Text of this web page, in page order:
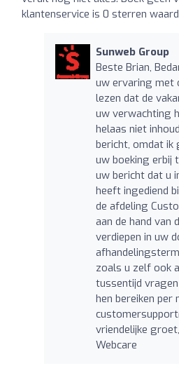
klantenservice is 0 sterren
Sunweb Group
Beste Brian,
uw ervaring met
lezen dat de
uw verwachting
helaas niet
bericht, omdat ik
uw boeking erbij
uw bericht dat u
heeft ingediend
de afdeling
aan de hand van
verdiepen in uw
zoals u zelf ook
tussentijd
hen bereiken per
vriendelijke
Webcare